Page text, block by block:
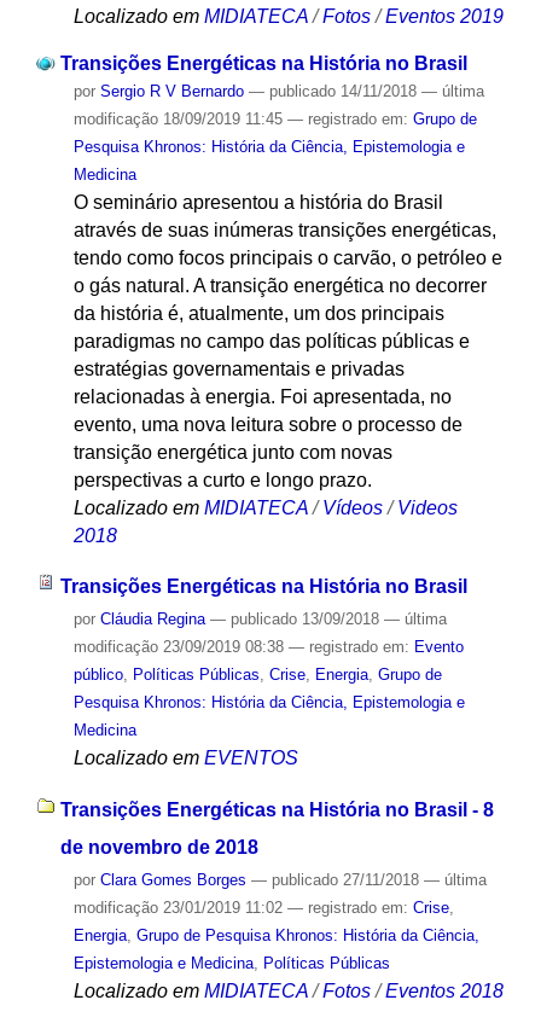
Localizado em MIDIATECA /Fotos /Eventos 2019
Transições Energéticas na História no Brasil
por Sergio R V Bernardo — publicado14/11/2018 — última
modificação18/09/2019 11:45 — registrado em: Grupo de
Pesquisa Khronos: História da Ciência, Epistemologia e
Medicina
O seminário apresentou a história do Brasil
através de suas inúmeras transições energéticas,
tendo como focos principais o carvão, o petróleo e
o gás natural. A transição energética no decorrer
da história é, atualmente, um dos principais
paradigmas no campo das políticas públicas e
estratégias governamentais e privadas
relacionadas à energia. Foi apresentada, no
evento, uma nova leitura sobre o processo de
transição energética junto com novas
perspectivas a curto e longo prazo.
Localizado em MIDIATECA /Vídeos /Videos
2018
Transições Energéticas na História no Brasil
por Cláudia Regina — publicado13/09/2018 — última
modificação23/09/2019 08:38 — registrado em: Evento
público, Políticas Públicas, Crise, Energia, Grupo de
Pesquisa Khronos: História da Ciência, Epistemologia e
Medicina
Localizado em EVENTOS
Transições Energéticas na História no Brasil - 8
de novembro de 2018
por Clara Gomes Borges — publicado27/11/2018 — última
modificação23/01/2019 11:02 — registrado em: Crise,
Energia, Grupo de Pesquisa Khronos: História da Ciência,
Epistemologia e Medicina, Políticas Públicas
Localizado em MIDIATECA /Fotos /Eventos 2018